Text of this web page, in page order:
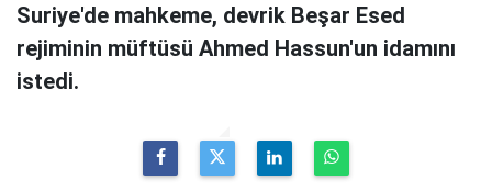
Suriye'de mahkeme, devrik Beşar Esed
rejiminin müftüsü Ahmed Hassun'un idamını
istedi.